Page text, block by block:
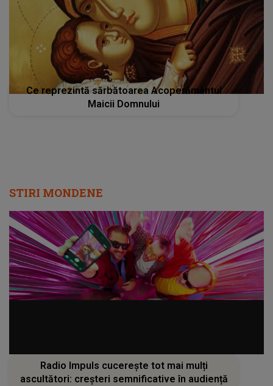
Ce reprezintă sărbătoarea Acoperământul
Maicii Domnului
STIRI MONDENE
Radio Impuls cucerește tot mai mulți
ascultători: creșteri semnificative în audiență